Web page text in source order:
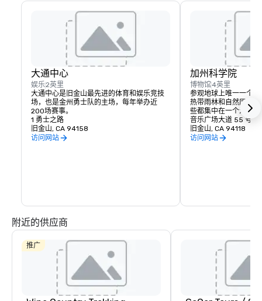
大通中心
娱乐2英里
大通中心是旧金山最先进的体育和娱乐竞技
场，也是金州勇士队的主场，每年举办近
200场赛事。
1 勇士之路
旧金山, CA 94158
访问网站
加州科学院
博物馆4英里
参观地球上唯一一个
热带雨林和自然历史
些都集中在一个活生
音乐广场大道 55 号
旧金山, CA 94118
访问网站
附近的供应商
推广